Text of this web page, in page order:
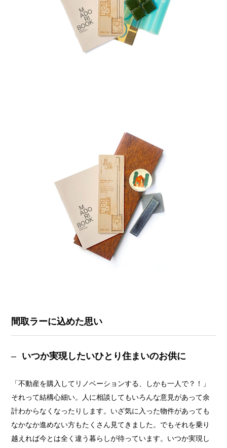
間取ラーに込めた思い
いつか実現したいひとり住まいのお供に
「不動産を購入してリノベーションする、しかも一人で？！」
それって結構心細い。人に相談してもいろんな意見があって余
計わからなくなったりします。いざ気に入った物件があっても
なかなか進めない方もたくさん見てきました。でもそれを乗り
越えれば今とは全く違う暮らしが待っています。いつか実現し